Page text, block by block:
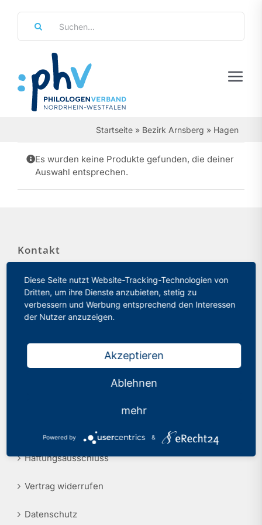
springen
Regierungsbezirke
Über Uns
Leistungen & Service
Presse
Recht
Startseite » Bezirk Arnsberg » Hagen
Es wurden keine Produkte gefunden, die deiner
Auswahl entsprechen.
Kontakt
Philologenverband Nordrhein-Westfalen
Graf-Adolf-Str. 84
40210 Düsseldorf
Haftungsausschluss
Vertrag widerrufen
Datenschutz
Diese Seite nutzt Website-Tracking-Technologien von
Dritten, um ihre Dienste anzubieten, stetig zu
verbessern und Werbung entsprechend den Interessen
der Nutzer anzuzeigen.
Akzeptieren
Ablehnen
mehr
Powered by &